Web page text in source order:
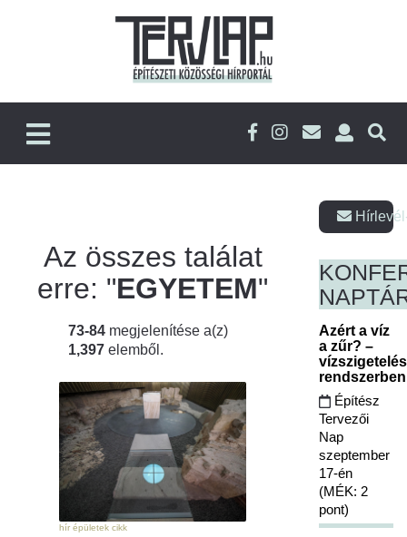
Az összes találat
erre: "EGYETEM"
73-84 megjelenítése a(z)
1,397 elemből.
hír épületek cikk
Azért a víz
a zűr? –
Építész
Tervezői
Nap
szeptember
17-én
(MÉK: 2
pont)